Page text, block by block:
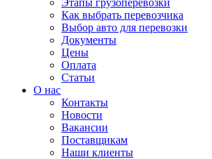
Этапы грузоперевозки
Как выбрать перевозчика
Выбор авто для перевозки
Документы
Цены
Оплата
Статьи
О нас
Контакты
Новости
Вакансии
Поставщикам
Наши клиенты